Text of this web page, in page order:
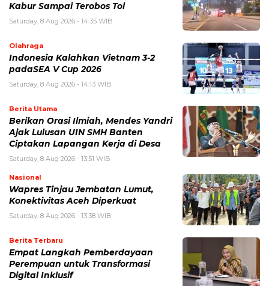
Kabur Sampai Terobos Tol
Saturday, 8 Aug 2026 - 14:35 WIB
Olahraga
Indonesia Kalahkan Vietnam 3-2
padaSEA V Cup 2026
Saturday, 8 Aug 2026 - 14:13 WIB
Berita Utama
Berikan Orasi Ilmiah, Mendes Yandri
Ajak Lulusan UIN SMH Banten
Ciptakan Lapangan Kerja di Desa
Saturday, 8 Aug 2026 - 13:51 WIB
Nasional
Wapres Tinjau Jembatan Lumut,
Konektivitas Aceh Diperkuat
Saturday, 8 Aug 2026 - 13:38 WIB
Berita Terbaru
Empat Langkah Pemberdayaan
Perempuan untuk Transformasi
Digital Inklusif